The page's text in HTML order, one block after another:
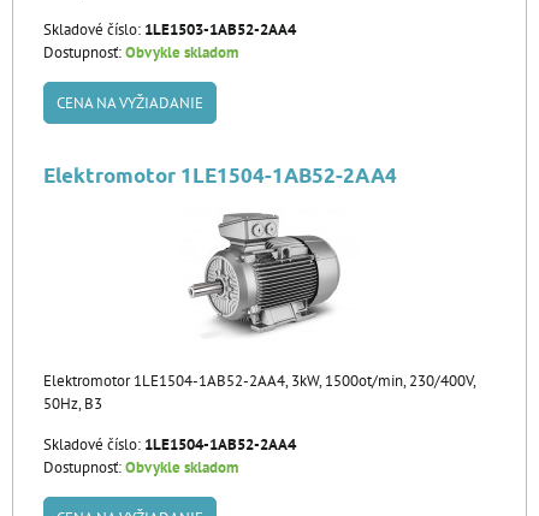
Skladové číslo: 1LE1503-1AB52-2AA4
Dostupnosť:Obvykle skladom
CENA NA VYŽIADANIE
Elektromotor 1LE1504-1AB52-2AA4
Elektromotor 1LE1504-1AB52-2AA4, 3kW, 1500ot/min, 230/400V,
50Hz, B3
Skladové číslo: 1LE1504-1AB52-2AA4
Dostupnosť:Obvykle skladom